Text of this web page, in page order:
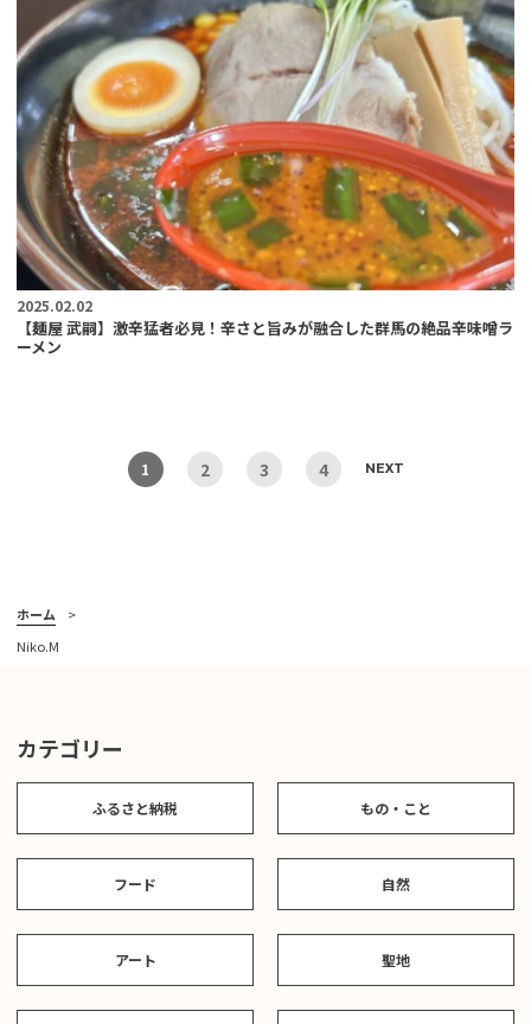
2025.02.02
【麺屋 武嗣】激辛猛者必見！辛さと旨みが融合した群馬の絶品辛味噌ラ
ーメン
1 2 3 4 NEXT
ホーム
Niko.M
カテゴリー
ふるさと納税 もの・こと
フード 自然
アート 聖地